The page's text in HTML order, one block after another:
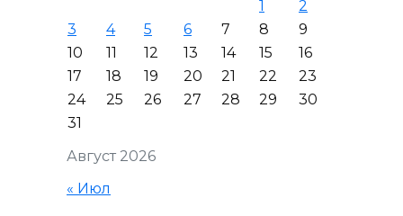
Август 2026
1
2
3
4 5 6 7 8
9
10
11 12 13 14 15
16
17
18 19 20 21 22
23
24
25 26 27 28 29
30
31
« Июл